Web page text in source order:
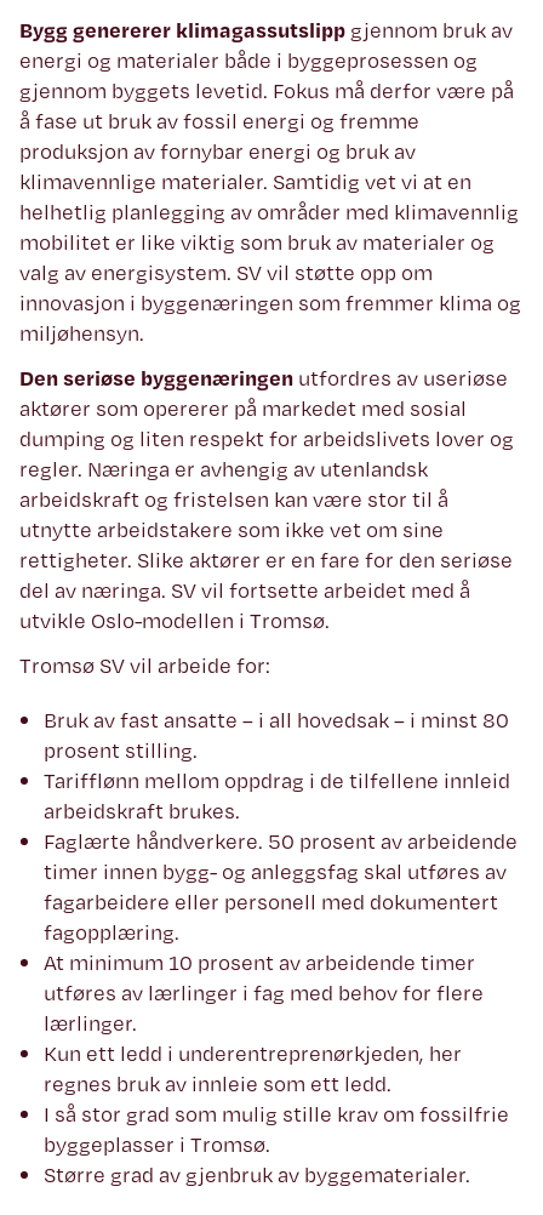
Bygg genererer klimagassutslipp gjennom bruk av
energi og materialer både i byggeprosessen og
gjennom byggets levetid. Fokus må derfor være på
å fase ut bruk av fossil energi og fremme
produksjon av fornybar energi og bruk av
klimavennlige materialer. Samtidig vet vi at en
helhetlig planlegging av områder med klimavennlig
mobilitet er like viktig som bruk av materialer og
valg av energisystem. SV vil støtte opp om
innovasjon i byggenæringen som fremmer klima og
miljøhensyn.
Den seriøse byggenæringen utfordres av useriøse
aktører som opererer på markedet med sosial
dumping og liten respekt for arbeidslivets lover og
regler. Næringa er avhengig av utenlandsk
arbeidskraft og fristelsen kan være stor til å
utnytte arbeidstakere som ikke vet om sine
rettigheter. Slike aktører er en fare for den seriøse
del av næringa. SV vil fortsette arbeidet med å
utvikle Oslo-modellen i Tromsø.
Tromsø SV vil arbeide for:
Bruk av fast ansatte – i all hovedsak – i minst 80
prosent stilling.
Tarifflønn mellom oppdrag i de tilfellene innleid
arbeidskraft brukes.
Faglærte håndverkere. 50 prosent av arbeidende
timer innen bygg- og anleggsfag skal utføres av
fagarbeidere eller personell med dokumentert
fagopplæring.
At minimum 10 prosent av arbeidende timer
utføres av lærlinger i fag med behov for flere
lærlinger.
Kun ett ledd i underentreprenørkjeden, her
regnes bruk av innleie som ett ledd.
I så stor grad som mulig stille krav om fossilfrie
byggeplasser i Tromsø.
Større grad av gjenbruk av byggematerialer.